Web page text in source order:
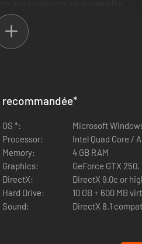
Gothic.
recommandée*
OS *:
Microsoft
Processor:
Intel Quad Core /
Memory:
4 GB RAM
Graphics:
GeForce GTX
DirectX:
DirectX 9.0c or
Hard Drive:
10 GB + 600 MB
Sound:
DirectX 8.1